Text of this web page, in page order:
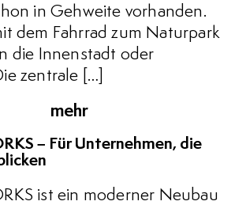
in Gehweite vorhanden.
dem Fahrrad zum Naturpark
die Innenstadt oder
zentrale […]
mehr
– Für Unternehmen, die
ist ein moderner Neubau